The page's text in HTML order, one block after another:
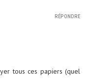
tous ces papiers (quel
RÉPONDRE